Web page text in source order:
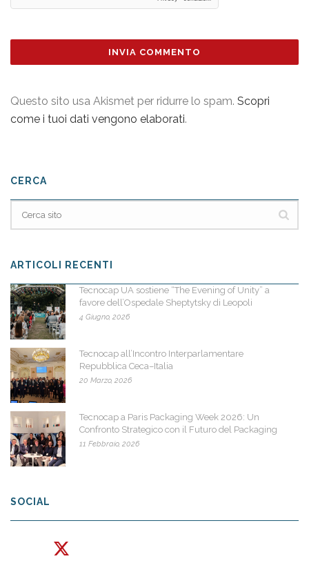
Questo sito usa Akismet per ridurre lo spam. Scopri
come i tuoi dati vengono elaborati.
CERCA
ARTICOLI RECENTI
Tecnocap UA sostiene “The Evening of Unity” a
favore dell’Ospedale Sheptytsky di Leopoli
4 Giugno, 2026
Tecnocap all’Incontro Interparlamentare
Repubblica Ceca–Italia
20 Marzo, 2026
Tecnocap a Paris Packaging Week 2026: Un
Confronto Strategico con il Futuro del Packaging
11 Febbraio, 2026
SOCIAL